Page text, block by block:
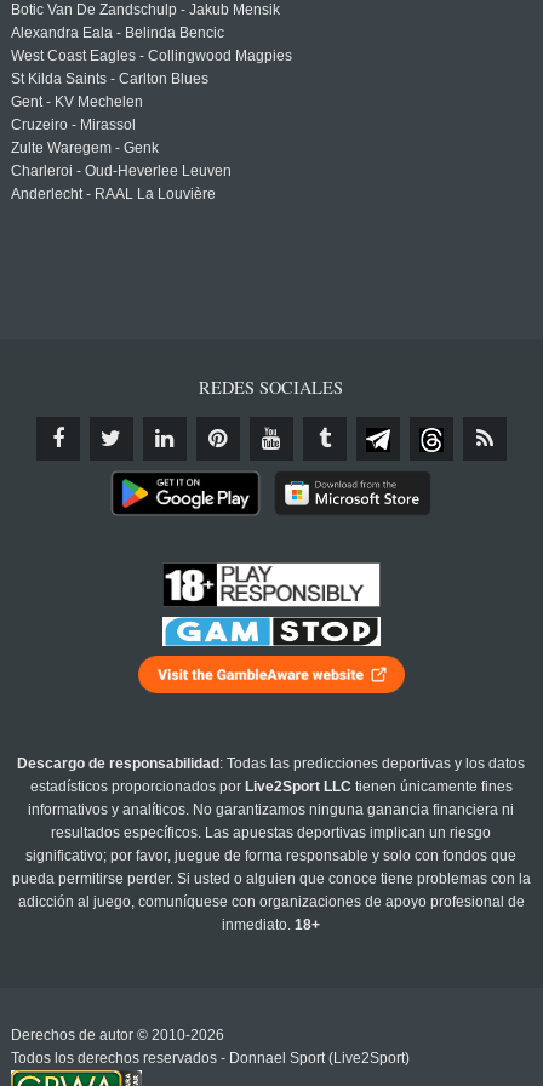
Botic Van De Zandschulp - Jakub Mensik
Alexandra Eala - Belinda Bencic
West Coast Eagles - Collingwood Magpies
St Kilda Saints - Carlton Blues
Gent - KV Mechelen
Cruzeiro - Mirassol
Zulte Waregem - Genk
Charleroi - Oud-Heverlee Leuven
Anderlecht - RAAL La Louvière
REDES SOCIALES
Descargo de responsabilidad : Todas las predicciones deportivas y los datos
estadísticos proporcionados por Live2Sport LLC tienen únicamente fines
informativos y analíticos. No garantizamos ninguna ganancia financiera ni
resultados específicos. Las apuestas deportivas implican un riesgo
significativo; por favor, juegue de forma responsable y solo con fondos que
pueda permitirse perder. Si usted o alguien que conoce tiene problemas con la
adicción al juego, comuníquese con organizaciones de apoyo profesional de
inmediato.18+
Derechos de autor © 2010-2026
Todos los derechos reservados - Donnael Sport (Live2Sport)